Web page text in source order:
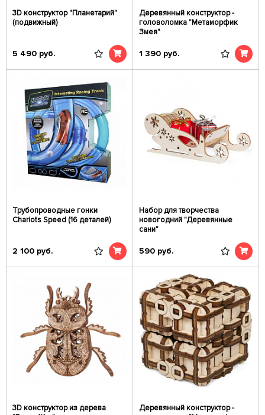
3D конструктор "Планетарий"
(подвижный)
5 490 руб.
Деревянный конструктор -
головоломка "Метаморфик
Змея"
1 390 руб.
Трубопроводные гонки
Chariots Speed (16 деталей)
2 100 руб.
Набор для творчества
новогодний "Деревянные
сани"
590 руб.
3D конструктор из дерева
Деревянный конструктор -